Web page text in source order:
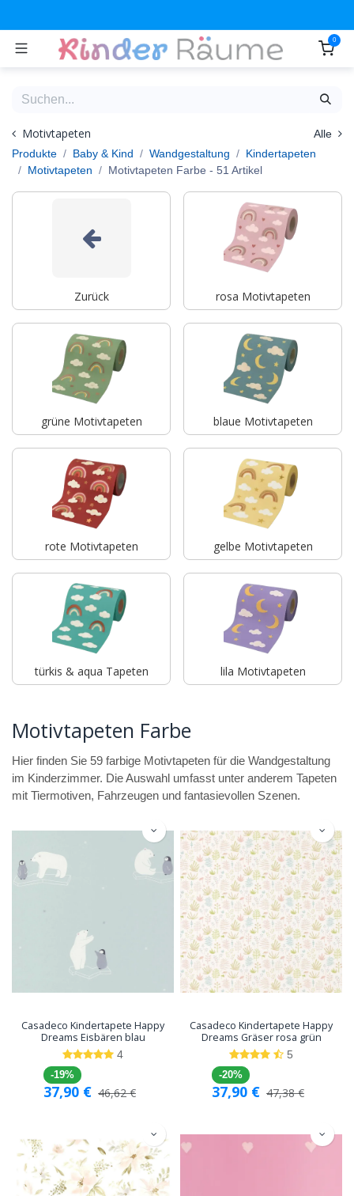
0
Motivtapeten
Alle
Produkte
Baby & Kind Wandgestaltung
Kindertapeten
Motivtapeten
Motivtapeten Farbe - 51 Artikel
Zurück rosa Motivtapeten
grüne Motivtapeten blaue Motivtapeten
rote Motivtapeten gelbe Motivtapeten
türkis & aqua Tapeten lila Motivtapeten
Motivtapeten Farbe
Hier finden Sie 59 farbige Motivtapeten für die Wandgestaltung
im Kinderzimmer. Die Auswahl umfasst unter anderem Tapeten
mit Tiermotiven, Fahrzeugen und fantasievollen Szenen.
Casadeco Kindertapete Happy
Dreams Eisbären blau
4
-19%
37,90 € 46,62€
Casadeco Kindertapete Happy
Dreams Gräser rosa grün
5
-20%
37,90 € 47,38€